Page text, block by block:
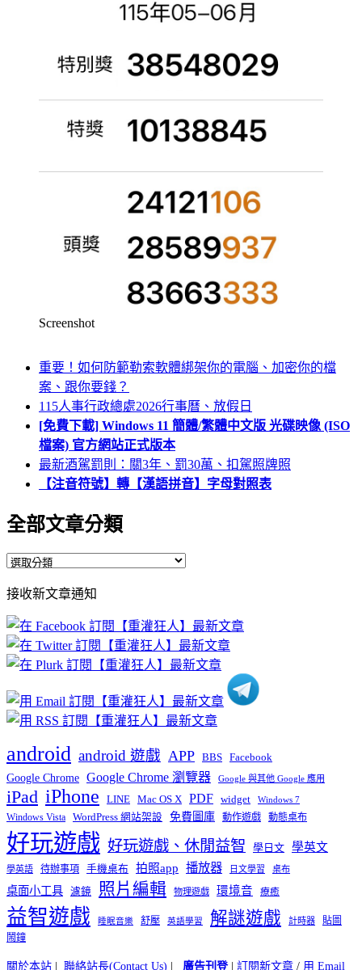
Screenshot
重要！如何防範勒索軟體綁架你的電腦、加密你的檔
案、跟你要錢？
115人事行政總處2026行事曆、放假日
[免費下載] Windows 11 簡體/繁體中文版 光碟映像 (ISO
檔案) 官方網站正式版本
最新酒駕罰則：關3年、罰30萬、扣駕照牌照
【注音符號】轉【漢語拼音】字母對照表
全部文章分類
全
文
章
分
類
接收新文章通知
android android 遊戲 APP BBS Facebook
Google Chrome Google Chrome 瀏覽器 Google 與其他 Google 應用
iPad iPhone LINE Mac OS X PDF widget Windows 7
Windows Vista WordPress 網站架設 免費圖庫 動作遊戲 動態桌布
好玩遊戲 好玩遊戲、休閒益智 學日文 學英文
學英語 待辦事項 手機桌布 拍照app 播放器 日文學習 桌布
桌面小工具 濾鏡 照片編輯 物理遊戲 環境音 療癒
益智遊戲 睡眠音樂 舒壓 英語學習 解謎遊戲 計時器
貼圖
鬧鐘
關於本站 | 聯絡站長(Contact Us) | 廣告刊登| 訂閱新文章 / 用 Email